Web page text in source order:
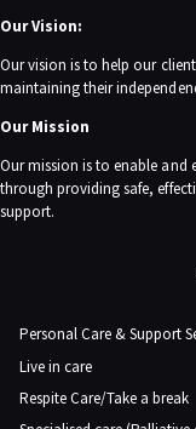
Our Vision:
Our vision is to help our
maintaining their
Our Mission
Our mission is to enable
through providing safe,
support.
Personal Care & Support
Live in care
Respite Care/Take a break